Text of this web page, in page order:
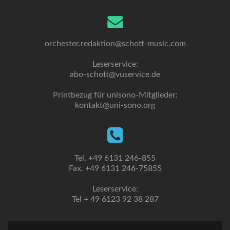
orchester.redaktion@schott-music.com
Leserservice:
abo-schott@vuservice.de
Printbezug für unisono-Mitglieder:
kontakt@uni-sono.org
Tel. +49 6131 246-855
Fax. +49 6131 246-75855
Leserservice:
Tel + 49 6123 92 38 287